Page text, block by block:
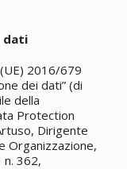
dati
2016/679
dei dati” (di
della
Protection
Dirigente
Organizzazione,
362,